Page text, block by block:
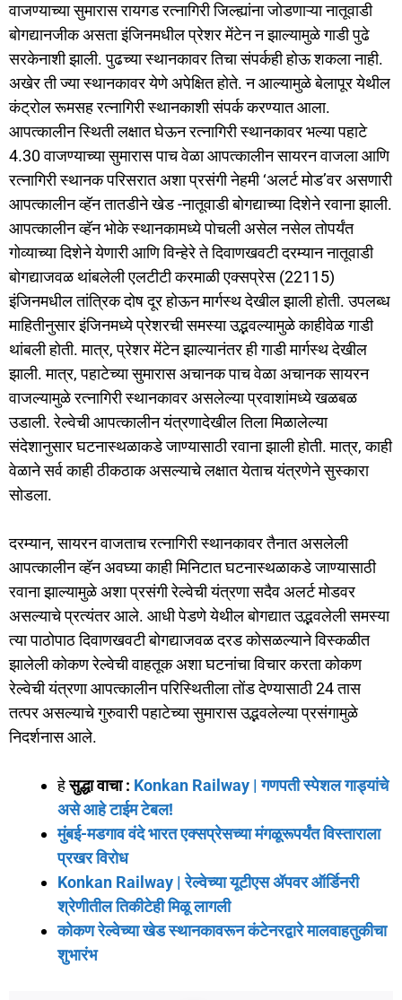
वाजण्याच्या सुमारास रायगड रत्नागिरी जिल्ह्यांना जोडणाऱ्या नातूवाडी
बोगद्यानजीक असता इंजिनमधील प्रेशर मेंटेन न झाल्यामुळे गाडी पुढे
सरकेनाशी झाली. पुढच्या स्थानकावर तिचा संपर्कही होऊ शकला नाही.
अखेर ती ज्या स्थानकावर येणे अपेक्षित होते. न आल्यामुळे बेलापूर येथील
कंट्रोल रूमसह रत्नागिरी स्थानकाशी संपर्क करण्यात आला.
आपत्कालीन स्थिती लक्षात घेऊन रत्नागिरी स्थानकावर भल्या पहाटे
4.30 वाजण्याच्या सुमारास पाच वेळा आपत्कालीन सायरन वाजला आणि
रत्नागिरी स्थानक परिसरात अशा प्रसंगी नेहमी ‘अलर्ट मोड’वर असणारी
आपत्कालीन व्हॅन तातडीने खेड -नातूवाडी बोगद्याच्या दिशेने रवाना झाली.
आपत्कालीन व्हॅन भोके स्थानकामध्ये पोचली असेल नसेल तोपर्यंत
गोव्याच्या दिशेने येणारी आणि विन्हेरे ते दिवाणखवटी दरम्यान नातूवाडी
बोगद्याजवळ थांबलेली एलटीटी करमाळी एक्सप्रेस (22115)
इंजिनमधील तांत्रिक दोष दूर होऊन मार्गस्थ देखील झाली होती. उपलब्ध
माहितीनुसार इंजिनमध्ये प्रेशरची समस्या उद्भवल्यामुळे काहीवेळ गाडी
थांबली होती. मात्र, प्रेशर मेंटेन झाल्यानंतर ही गाडी मार्गस्थ देखील
झाली. मात्र, पहाटेच्या सुमारास अचानक पाच वेळा अचानक सायरन
वाजल्यामुळे रत्नागिरी स्थानकावर असलेल्या प्रवाशांमध्ये खळबळ
उडाली. रेल्वेची आपत्कालीन यंत्रणादेखील तिला मिळालेल्या
संदेशानुसार घटनास्थळाकडे जाण्यासाठी रवाना झाली होती. मात्र, काही
वेळाने सर्व काही ठीकठाक असल्याचे लक्षात येताच यंत्रणेने सुस्कारा
सोडला.
दरम्यान, सायरन वाजताच रत्नागिरी स्थानकावर तैनात असलेली
आपत्कालीन व्हॅन अवघ्या काही मिनिटात घटनास्थळाकडे जाण्यासाठी
रवाना झाल्यामुळे अशा प्रसंगी रेल्वेची यंत्रणा सदैव अलर्ट मोडवर
असल्याचे प्रत्यंतर आले. आधी पेडणे येथील बोगद्यात उद्भवलेली समस्या
त्या पाठोपाठ दिवाणखवटी बोगद्याजवळ दरड कोसळल्याने विस्कळीत
झालेली कोकण रेल्वेची वाहतूक अशा घटनांचा विचार करता कोकण
रेल्वेची यंत्रणा आपत्कालीन परिस्थितीला तोंड देण्यासाठी 24 तास
तत्पर असल्याचे गुरुवारी पहाटेच्या सुमारास उद्भवलेल्या प्रसंगामुळे
निदर्शनास आले.
हेसुद्धा वाचा : Konkan Railway | गणपती स्पेशल गाड्यांचे
असे आहे टाईम टेबल!
मुंबई-मडगाव वंदे भारत एक्सप्रेसच्या मंगळूरूपर्यंत विस्ताराला
प्रखर विरोध
Konkan Railway | रेल्वेच्या यूटीएस ॲपवर ऑर्डिनरी
श्रेणीतील तिकीटेही मिळू लागली
कोकण रेल्वेच्या खेड स्थानकावरून कंटेनरद्वारे मालवाहतुकीचा
शुभारंभ